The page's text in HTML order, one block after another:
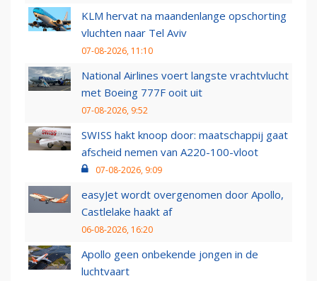
KLM hervat na maandenlange opschorting
vluchten naar Tel Aviv
07-08-2026, 11:10
National Airlines voert langste vrachtvlucht
met Boeing 777F ooit uit
07-08-2026, 9:52
SWISS hakt knoop door: maatschappij gaat
afscheid nemen van A220-100-vloot
07-08-2026, 9:09
easyJet wordt overgenomen door Apollo,
Castlelake haakt af
06-08-2026, 16:20
Apollo geen onbekende jongen in de
luchtvaart